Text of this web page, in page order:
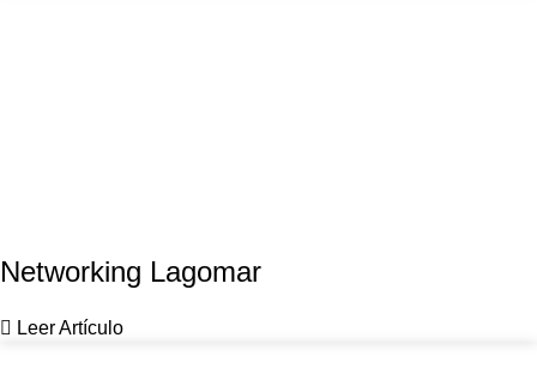
Networking Lagomar
Leer Artículo